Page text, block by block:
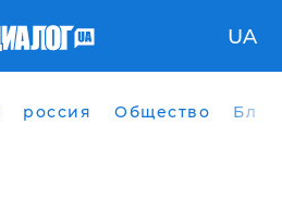
UA
россия Общество